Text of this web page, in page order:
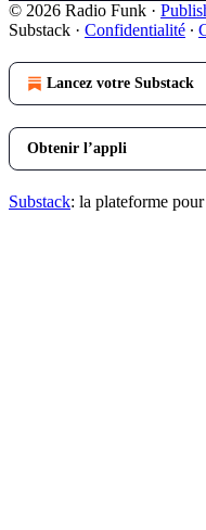
© 2026 Radio Funk ·
Substack · Confidentialité ∙
Lancez votre Substack
Obtenir l’appli
Substack: la plateforme